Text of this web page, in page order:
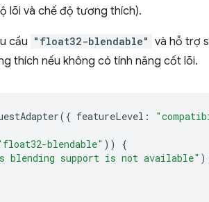
lõi và chế độ tương thích).
cầu "float32-blendable" và hỗ trợ
thích nếu không có tính năng cốt lõi.
({ featureLevel :
blendable" ))
{
support is not available"